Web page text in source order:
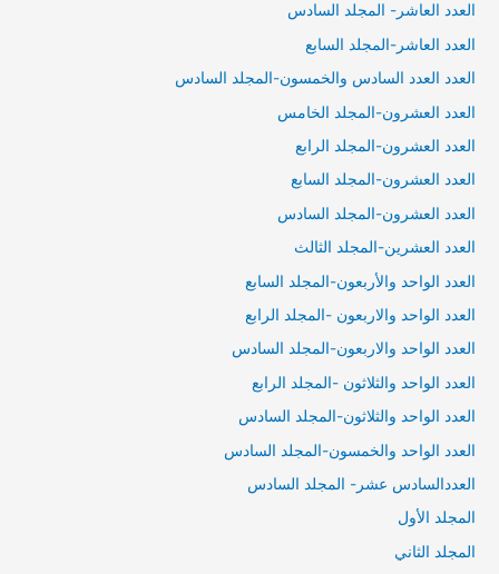
العدد العاشر- المجلد السادس
العدد العاشر-المجلد السابع
العدد العدد السادس والخمسون-المجلد السادس
العدد العشرون-المجلد الخامس
العدد العشرون-المجلد الرابع
العدد العشرون-المجلد السابع
العدد العشرون-المجلد السادس
العدد العشرين-المجلد الثالث
العدد الواحد والأربعون-المجلد السابع
العدد الواحد والاربعون -المجلد الرابع
العدد الواحد والاربعون-المجلد السادس
العدد الواحد والثلاثون -المجلد الرابع
العدد الواحد والثلاثون-المجلد السادس
العدد الواحد والخمسون-المجلد السادس
العددالسادس عشر- المجلد السادس
المجلد الأول
المجلد الثاني